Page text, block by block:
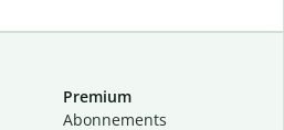
Premium
Abon­ne­ments